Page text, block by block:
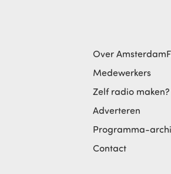
Over
Medewerkers
Zelf radio maken?
Adverteren
Programma-
Contact